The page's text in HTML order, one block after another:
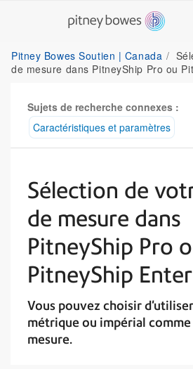
Pitney Bowes Soutien | Canada
de mesure dans PitneyShip Pro ou
Sujets de recherche connexes :
Caractéristiques et paramètres
Sélection de
de mesure dans
PitneyShip Pro
PitneyShip
Vous pouvez choisir
métrique ou impérial
mesure.